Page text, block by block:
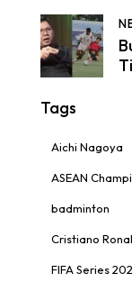
Tags
Aichi Nagoya
ASEAN
badminton
Cristiano
FIFA Series